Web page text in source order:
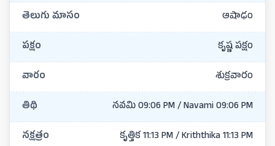
తెలుగు మాసం ఆషాఢం
పక్షం కృష్ణ పక్షం
వారం శుక్రవారం
తిథి నవమి 09:06 PM / Navami 09:06 PM
నక్షత్రం కృత్తిక 11:13 PM / Kriththika 11:13 PM